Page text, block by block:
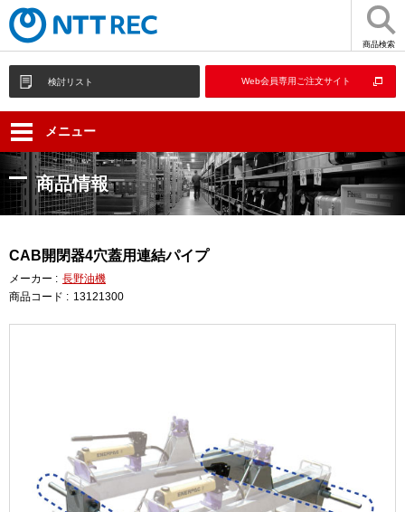
商品検索
検討リスト Web会員専用ご注文サイト
メニュー
商品情報
CAB開閉器4穴蓋用連結パイプ
メーカー : 長野油機
商品コード : 13121300